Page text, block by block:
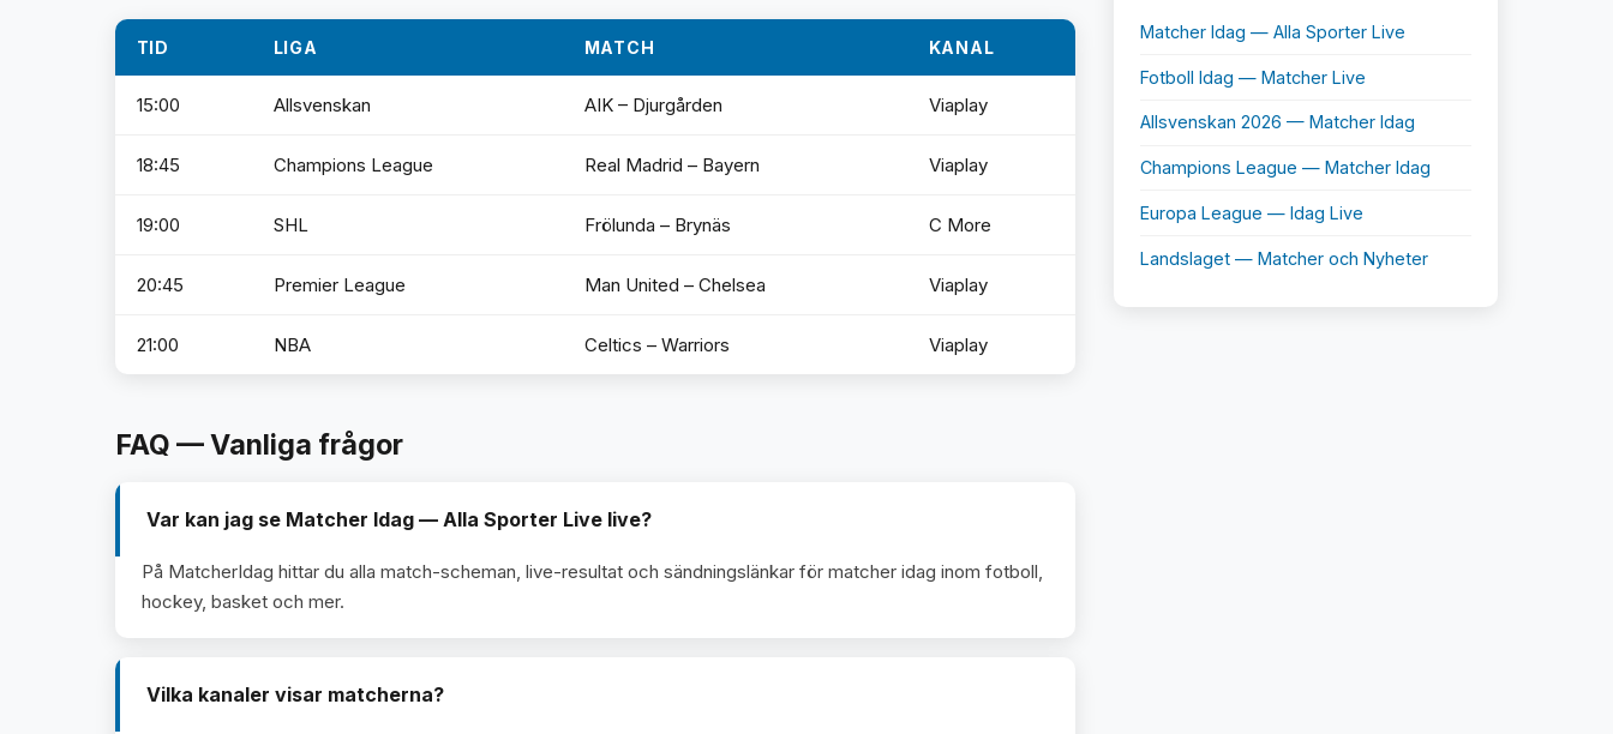
TID LIGA MATCH KANAL
15:00 Allsvenskan AIK – Djurgården Viaplay
18:45 Champions League Real Madrid – Bayern Viaplay
19:00 SHL Frölunda – Brynäs C More
20:45 Premier League Man United – Chelsea Viaplay
21:00 NBA Celtics – Warriors Viaplay
FAQ — Vanliga frågor
Var kan jag se Matcher Idag — Alla Sporter Live live?
På MatcherIdag hittar du alla match-scheman, live-resultat och sändningslänkar för matcher idag inom fotboll,
hockey, basket och mer.
Vilka kanaler visar matcherna?
Matcher Idag — Alla Sporter Live
Fotboll Idag — Matcher Live
Allsvenskan 2026 — Matcher Idag
Champions League — Matcher Idag
Europa League — Idag Live
Landslaget — Matcher och Nyheter